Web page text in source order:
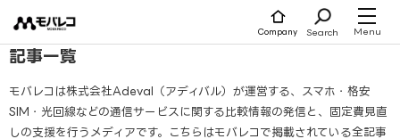
ツ
へ
ッ
Company Search Menu
記事一覧
モバレコは株式会社Adeval（アディバル）が運営する、スマホ・格安
SIM・光回線などの通信サービスに関する比較情報の発信と、固定費見直
しの支援を行うメディアです。こちらはモバレコで掲載されている全記事